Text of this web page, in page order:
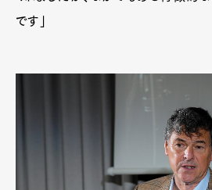
Fashion
ProductCulture
です」